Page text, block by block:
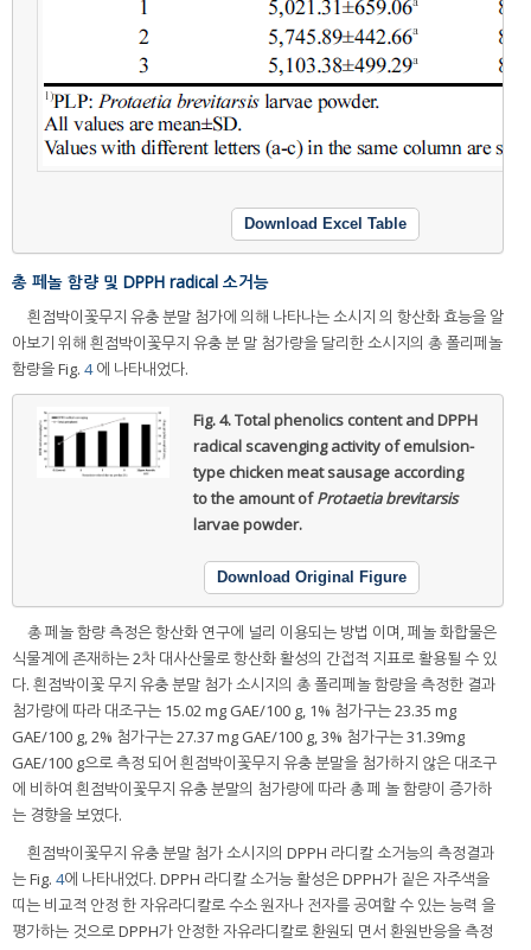
Download Excel Table
총 페놀 함량 및 DPPH radical 소거능
흰점박이꽃무지 유충 분말 첨가에 의해 나타나는 소시지 의 항산화 효능을 알
아보기 위해 흰점박이꽃무지 유충 분 말 첨가량을 달리한 소시지의 총 폴리페놀
함량을 Fig. 4에 나타내었다.
Fig. 4.Total phenolics content and DPPH
radical scavenging activity of emulsion-
type chicken meat sausage according
to the amount ofProtaetia brevitarsis
larvae powder.
Download Original Figure
총 페놀 함량 측정은 항산화 연구에 널리 이용되는 방법 이며, 페놀 화합물은
식물계에 존재하는 2차 대사산물로 항산화 활성의 간접적 지표로 활용될 수 있
다. 흰점박이꽃 무지 유충 분말 첨가 소시지의 총 폴리페놀 함량을 측정한 결과
첨가량에 따라 대조구는 15.02 mg GAE/100 g, 1% 첨가구는 23.35 mg
GAE/100 g, 2% 첨가구는 27.37 mg GAE/100 g, 3% 첨가구는 31.39mg
GAE/100 g으로 측정 되어 흰점박이꽃무지 유충 분말을 첨가하지 않은 대조구
에 비하여 흰점박이꽃무지 유충 분말의 첨가량에 따라 총 페 놀 함량이 증가하
는 경향을 보였다.
흰점박이꽃무지 유충 분말 첨가 소시지의 DPPH 라디칼 소거능의 측정결과
는 Fig. 4에 나타내었다. DPPH 라디칼 소거능 활성은 DPPH가 짙은 자주색을
띠는 비교적 안정 한 자유라디칼로 수소 원자나 전자를 공여할 수 있는 능력 을
평가하는 것으로 DPPH가 안정한 자유라디칼로 환원되 면서 환원반응을 측정